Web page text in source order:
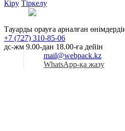
Кіру Тіркелу
Тауарды орауға арналған
+7 (727) 310-85-06
дс-жм 9.00-дан 18.00-ға дейін
mail@webpack.kz
WhatsApp-қа жазу